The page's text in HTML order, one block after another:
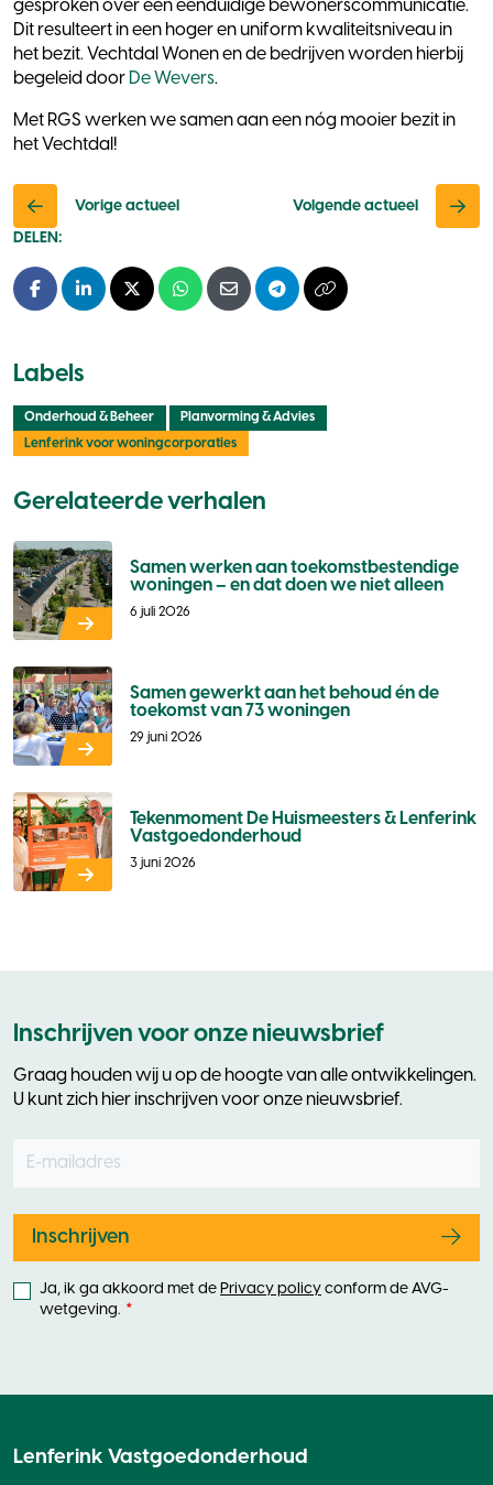
gesproken over een eenduidige bewonerscommunicatie.
Dit resulteert in een hoger en uniform kwaliteitsniveau in
het bezit. Vechtdal Wonen en de bedrijven worden hierbij
begeleid door De Wevers.
Met RGS werken we samen aan een nóg mooier bezit in
het Vechtdal!
Vorige actueel
Volgende actueel
DELEN:
Facebook
LinkedInX - TwitterWhatsapp
E-mailTelegramKopieer naar
Labels
Onderhoud & Beheer
Planvorming & Advies
Lenferink voor woningcorporaties
Gerelateerde verhalen
Samen werken aan toekomstbestendige
woningen – en dat doen we niet alleen
6 juli 2026
Samen gewerkt aan het behoud én de
toekomst van 73 woningen
29 juni 2026
Tekenmoment De Huismeesters & Lenferink
Vastgoedonderhoud
3 juni 2026
Inschrijven voor onze nieuwsbrief
Graag houden wij u op de hoogte van alle ontwikkelingen.
U kunt zich hier inschrijven voor onze nieuwsbrief.
Leave
Inschrijven
Ja, ik ga akkoord met de Privacy policy conform de AVG-
wetgeving.
Lenferink Vastgoedonderhoud